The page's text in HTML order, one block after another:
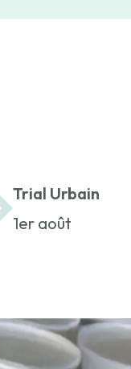
Trial Urbain
1er août